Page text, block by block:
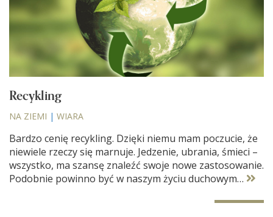
Recykling
NA ZIEMI | WIARA
Bardzo cenię recykling. Dzięki niemu mam poczucie, że
niewiele rzeczy się marnuje. Jedzenie, ubrania, śmieci –
wszystko, ma szansę znaleźć swoje nowe zastosowanie.
Podobnie powinno być w naszym życiu duchowym…